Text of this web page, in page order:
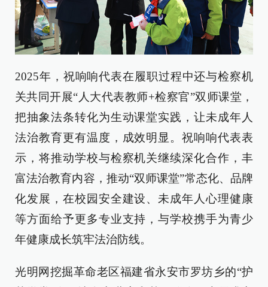
2025年，祝响响代表在履职过程中还与检察机
关共同开展“人大代表教师+检察官”双师课堂，
把抽象法条转化为生动课堂实践，让未成年人
法治教育更有温度，成效明显。祝响响代表表
示，将推动学校与检察机关继续深化合作，丰
富法治教育内容，推动“双师课堂”常态化、品牌
化发展，在校园安全建设、未成年人心理健康
等方面给予更多专业支持，与学校携手为青少
年健康成长筑牢法治防线。
光明网挖掘革命老区福建省永安市罗坊乡的“护